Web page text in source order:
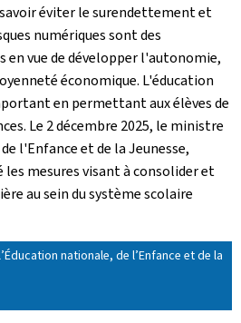
éviter le surendettement et
numériques sont des
en vue de développer l'autonomie,
économique. L'éducation
en permettant aux élèves de
Le 2 décembre 2025, le ministre
l'Enfance et de la Jeunesse,
les mesures visant à consolider et
au sein du système scolaire
nationale, de l’Enfance et de la